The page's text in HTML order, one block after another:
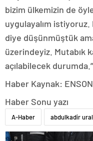
bizim ülkemizin de
uygulayalım istiyoruz.
diye düşünmüştük
üzerindeyiz. Mutabık
açılabilecek durumda.”
Haber Kaynak:
Haber Sonu yazı
A-Haber abdulkadir